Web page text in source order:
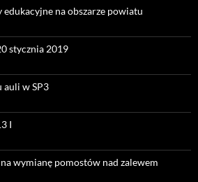
na obszarze powiatu
stycznia 2019
auli w SP3
I
wymianę pomostów nad zalewem